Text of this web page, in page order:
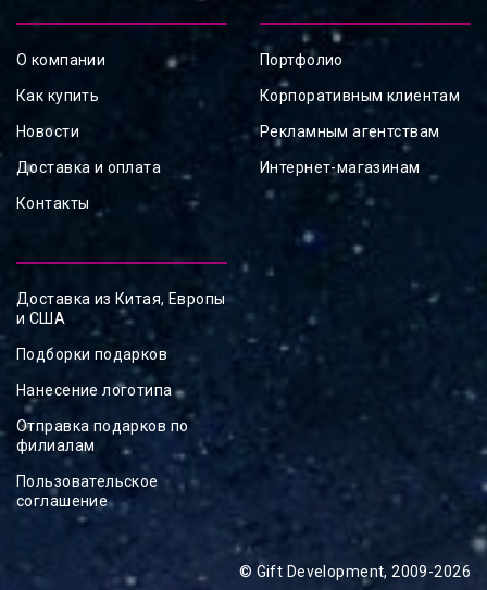
© Gift Development, 2009-2026
О компании
Как купить
Новости
Доставка и оплата
Контакты
Портфолио
Корпоративным клиентам
Рекламным агентствам
Интернет-магазинам
Доставка из Китая, Европы
и США
Подборки подарков
Нанесение логотипа
Отправка подарков по
филиалам
Пользовательское
соглашение